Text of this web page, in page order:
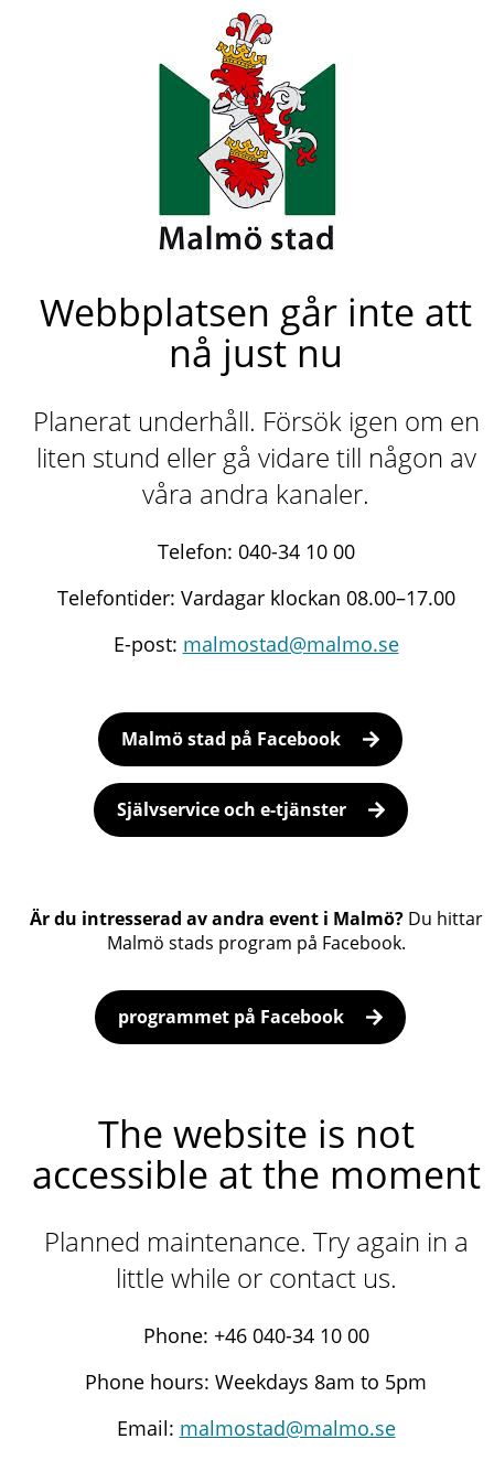
Webbplatsen går inte att
nå just nu
Planerat underhåll. Försök igen om en
liten stund eller gå vidare till någon av
våra andra kanaler.
Telefon: 040-34 10 00
Telefontider: Vardagar klockan 08.00–17.00
E-post: malmostad@malmo.se
Malmö stad på Facebook
Självservice och e-tjänster
Är du intresserad av andra event i Malmö?Du hittar
Malmö stads program på Facebook.
programmet på Facebook
The website is not
accessible at the moment
Planned maintenance. Try again in a
little while or contact us.
Phone: +46 040-34 10 00
Phone hours: Weekdays 8am to 5pm
Email: malmostad@malmo.se